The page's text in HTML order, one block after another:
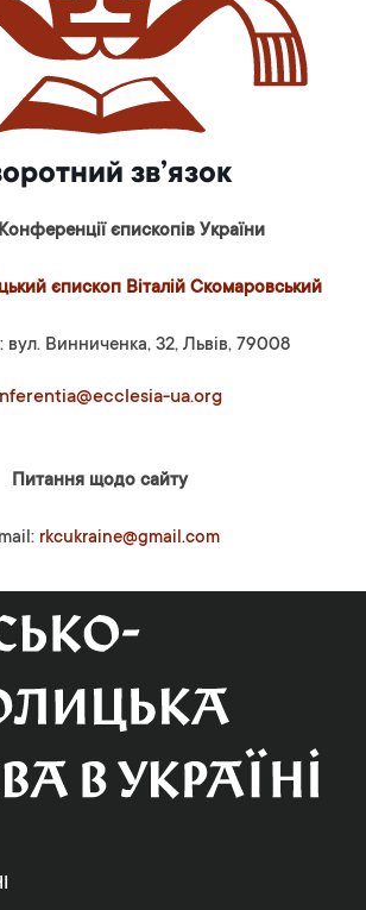
зв’язок
єпископів України
єпископ Віталій Скомаровський
вул. Винниченка, 32, Львів, 79008
ua.org
Питання щодо сайту
rkcukraine@gmail.com